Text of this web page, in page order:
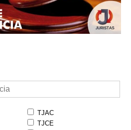
TJAC
TJCE